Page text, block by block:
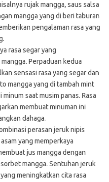
rujak mangga, saus salsa
mangga yang di beri taburan
pengalaman rasa yang
rasa segar yang
Perpaduan kedua
sensasi rasa yang segar dan
mangga yang di tambah mint
saat musim panas. Rasa
membuat minuman ini
dahaga.
perasan jeruk nipis
yang memperkaya
jus mangga dengan
mangga. Sentuhan jeruk
meningkatkan cita rasa